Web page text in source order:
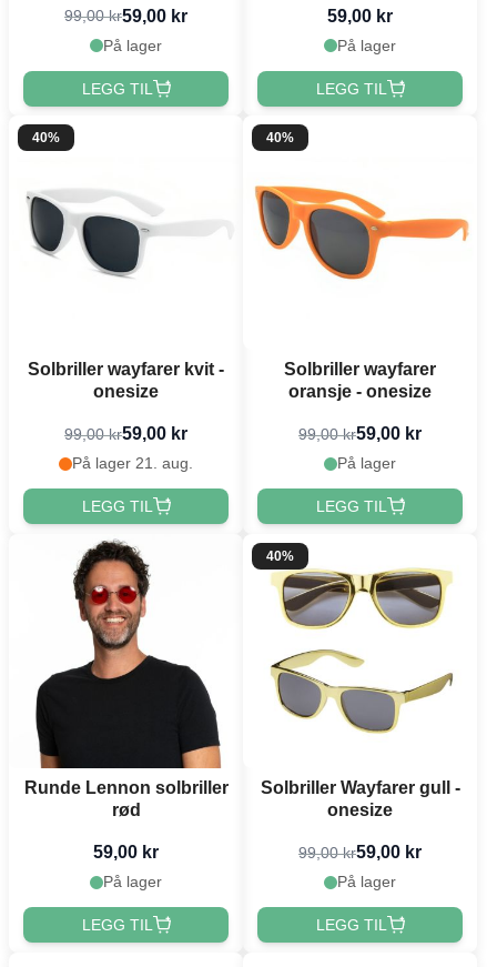
99,00 kr59,00 kr
På lager
LEGG TIL
59,00 kr
På lager
LEGG TIL
40%
Solbriller wayfarer kvit -
onesize
99,00 kr59,00 kr
På lager 21. aug.
LEGG TIL
40%
Solbriller wayfarer
oransje - onesize
99,00 kr59,00 kr
På lager
LEGG TIL
Runde Lennon solbriller
rød
59,00 kr
På lager
LEGG TIL
40%
Solbriller Wayfarer gull -
onesize
99,00 kr59,00 kr
På lager
LEGG TIL